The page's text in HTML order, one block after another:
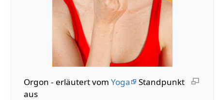
Orgon - erläutert vom Yoga
Standpunkt
aus